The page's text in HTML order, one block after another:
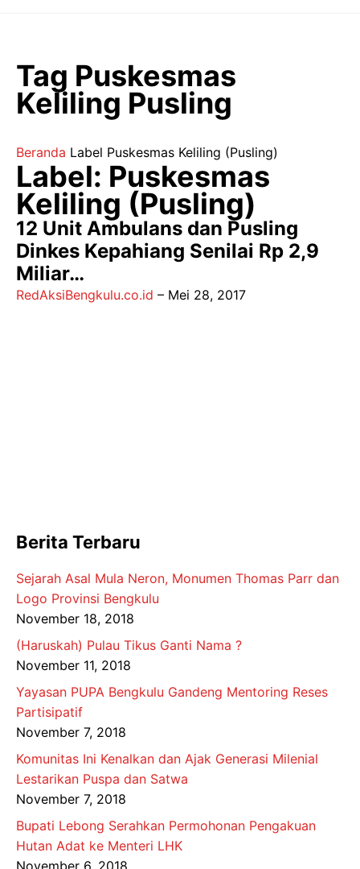
Tag Puskesmas
Keliling Pusling
Beranda Label Puskesmas Keliling (Pusling)
Label: Puskesmas
Keliling (Pusling)
12 Unit Ambulans dan Pusling
Dinkes Kepahiang Senilai Rp 2,9
Miliar…
RedAksiBengkulu.co.id – Mei 28, 2017
Berita Terbaru
Sejarah Asal Mula Neron, Monumen Thomas Parr dan
Logo Provinsi Bengkulu
November 18, 2018
(Haruskah) Pulau Tikus Ganti Nama ?
November 11, 2018
Yayasan PUPA Bengkulu Gandeng Mentoring Reses
Partisipatif
November 7, 2018
Komunitas Ini Kenalkan dan Ajak Generasi Milenial
Lestarikan Puspa dan Satwa
November 7, 2018
Bupati Lebong Serahkan Permohonan Pengakuan
Hutan Adat ke Menteri LHK
November 6, 2018